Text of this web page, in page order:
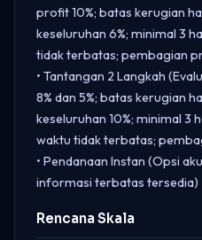
profit 10%; batas kerugian
keseluruhan 6%; minimal 3
tidak terbatas; pembagian
• Tantangan 2 Langkah
8% dan 5%; batas kerugian
keseluruhan 10%; minimal 3
waktu tidak terbatas;
• Pendanaan Instan (Opsi
informasi terbatas tersedia)
Rencana Skala